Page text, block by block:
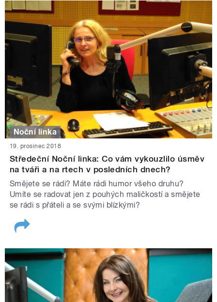
Noční linka
19. prosinec 2018
Středeční Noční linka: Co vám vykouzlilo úsměv
na tváři a na rtech v posledních dnech?
Smějete se rádi? Máte rádi humor všeho druhu?
Umíte se radovat jen z pouhých maličkostí a smějete
se rádi s přáteli a se svými blízkými?